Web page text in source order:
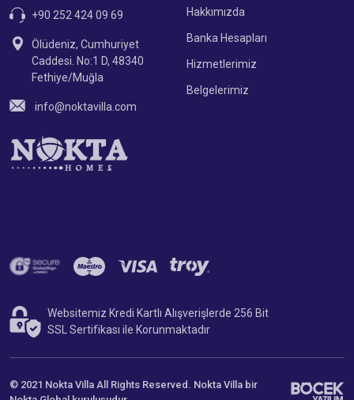
+90 252 424 09 69
Ölüdeniz, Cumhuriyet
Caddesi. No:1 D, 48340
Fethiye/Muğla
info@noktavilla.com
Hakkımızda
Banka Hesapları
Hizmetlerimiz
Belgelerimiz
Websitemiz Kredi Kartlı Alışverişlerde 256 Bit
SSL Sertifikası ile Korunmaktadır
© 2021 Nokta Villa All Rights Reserved. Nokta Villa bir